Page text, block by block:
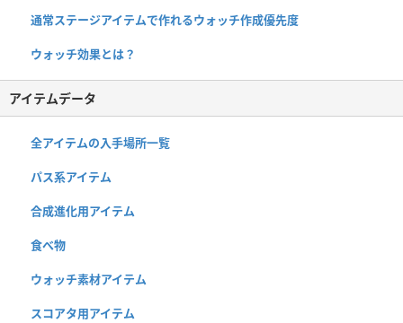
通常ステージアイテムで作れるウォッチ作成優先度
ウォッチ効果とは？
アイテムデータ
全アイテムの入手場所一覧
パス系アイテム
合成進化用アイテム
食べ物
ウォッチ素材アイテム
スコアタ用アイテム